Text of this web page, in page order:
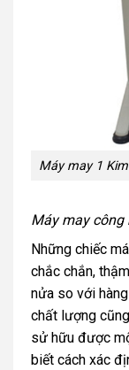
Máy may 1
Máy may công
Những chiếc
chắc chắn,
nửa so với
chất lượng
sử hữu được
biết cách xác